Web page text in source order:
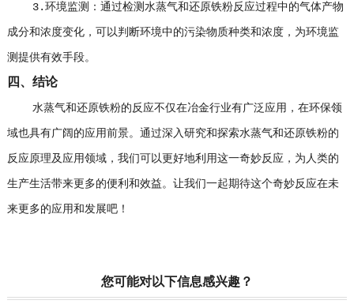
3.环境监测：通过检测水蒸气和还原铁粉反应过程中的气体产物
成分和浓度变化，可以判断环境中的污染物质种类和浓度，为环境监
测提供有效手段。
四、结论
水蒸气和还原铁粉的反应不仅在冶金行业有广泛应用，在环保领
域也具有广阔的应用前景。通过深入研究和探索水蒸气和还原铁粉的
反应原理及应用领域，我们可以更好地利用这一奇妙反应，为人类的
生产生活带来更多的便利和效益。让我们一起期待这个奇妙反应在未
来更多的应用和发展吧！
您可能对以下信息感兴趣？